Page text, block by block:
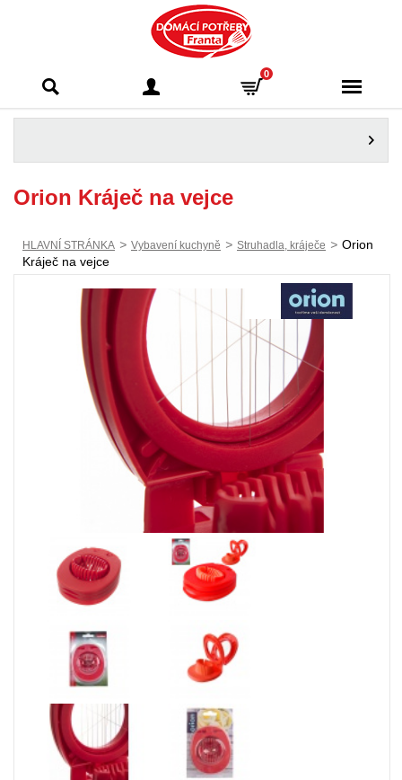
Franta - Příbram
0
Orion Kráječ na vejce
HLAVNÍ STRÁNKA > Vybavení kuchyně > Struhadla, kráječe > Orion
Kráječ na vejce